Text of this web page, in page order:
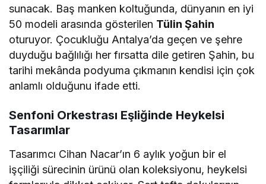
sunacak. Baş manken koltuğunda, dünyanın en iyi
50 modeli arasında gösterilen Tülin Şahin
oturuyor. Çocukluğu Antalya’da geçen ve şehre
duyduğu bağlılığı her fırsatta dile getiren Şahin, bu
tarihi mekânda podyuma çıkmanın kendisi için çok
anlamlı olduğunu ifade etti.
Senfoni Orkestrası Eşliğinde Heykelsi
Tasarımlar
Tasarımcı Cihan Nacar’ın 6 aylık yoğun bir el
işçiliği sürecinin ürünü olan koleksiyonu, heykelsi